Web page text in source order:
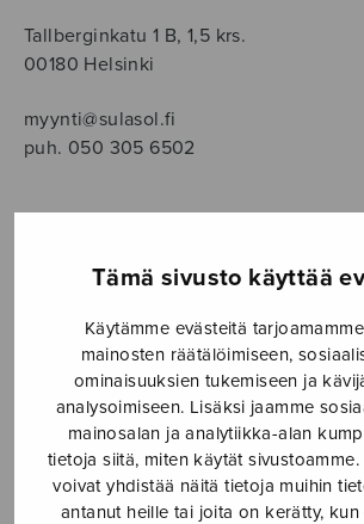
Tämä sivusto käyttää
Käytämme evästeitä
mainosten räätälöimiseen,
ominaisuuksien tukemiseen ja
analysoimiseen. Lisäksi jaamme
mainosalan ja analytiikka-alan
tietoja siitä, miten käytät
voivat yhdistää näitä tietoja muihin
antanut heille tai joita on kerätty,
Tallberginkatu 1 B, 1,5 krs.
00180 Helsinki
myynti@sulasol.fi
puh. 050 305 6502